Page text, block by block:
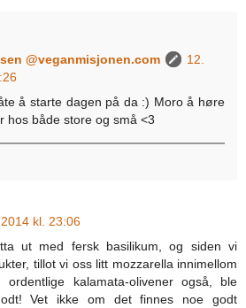
@veganmisjonen.com
12.
å starte dagen på da :) Moro å høre
hos både store og små <3
kl. 23:06
ut med fersk basilikum, og siden vi
tillot vi oss litt mozzarella innimellom
ordentlige kalamata-olivener også, ble
Vet ikke om det finnes noe godt